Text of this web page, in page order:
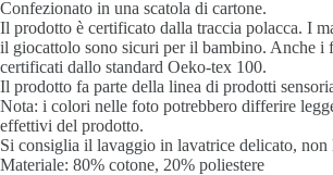
Confezionato in una scatola di cartone.
Il prodotto è certificato dalla traccia polacca. I
il giocattolo sono sicuri per il bambino. Anche i
certificati dallo standard Oeko-tex 100.
Il prodotto fa parte della linea di prodotti
Nota: i colori nelle foto potrebbero differire
effettivi del prodotto.
Si consiglia il lavaggio in lavatrice delicato, non
Materiale: 80% cotone, 20% poliestere